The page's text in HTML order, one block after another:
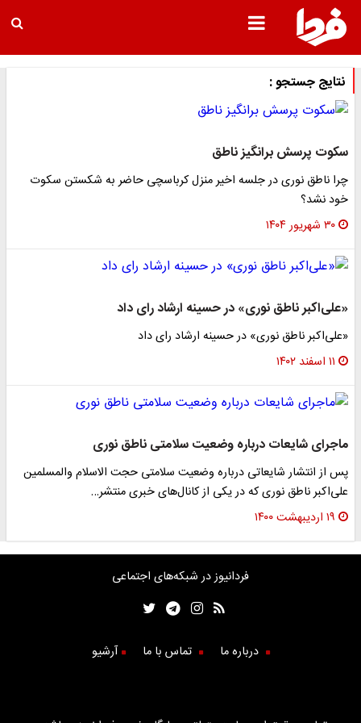
نتایج جستجو :
سکوت پرسش برانگیز ناطق
چرا ناطق نوری در جلسه اخیر منزل کرباسچی حاضر به شکستن سکوت
خود نشد؟
۳۰ شهریور ۱۴۰۴
«علی‌اکبر ناطق نوری» در حسینه ارشاد رای داد
«علی‌اکبر ناطق نوری» در حسینه ارشاد رای داد
۱۱ اسفند ۱۴۰۲
ماجرای شایعات درباره وضعیت سلامتی ناطق نوری
پس از انتشار شایعاتی درباره وضعیت سلامتی حجت الاسلام والمسلمین
علی‌اکبر ناطق نوری که در یکی از کانال‌های خبری منتشر…
۱۹ اردیبهشت ۱۴۰۰
فردانیوز در شبکه‌های اجتماعی
درباره ما تماس با ما آرشیو